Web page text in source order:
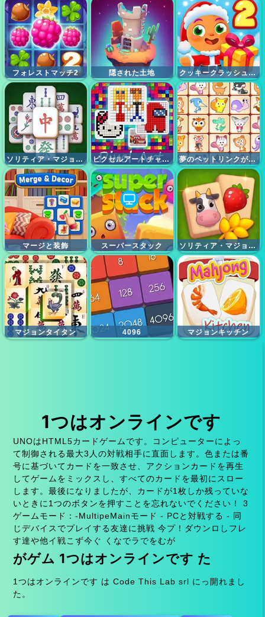
フォレストマッチ2 隠された土地 クッキークラッシュナタール2
ソリティア・マジョン・クラシック ピクセルアートチャレンジ 夢のペットリンクが報われました
マージと装飾 スーパースタック ソリティア・マジョン農場
マジョンタイタン 4096 マジョンキッチン
1つはオンラインです
UNOはHTML5カードゲームです。コンピューターによっ
て制御される最大3人の対戦相手に直面します。色または番
号に基づいてカードを一致させ、アクションカードを再生
してゲームをミックスし、すべてのカードを最初にスロー
します。最後になりましたが、カードが1枚しか残っていな
いときに1つのボタンを押すことを忘れないでください！ 3
ゲームモード：-MultipeMainモード - PCと対戦する - 同
じデバイスでプレイする友達に挑戦 今プ！ダウンロしフレ
す達や他イ戦こず今ぐ くなでラでをむが
がゲム 1つはオンラインです た
1つはオンラインです は Code This Lab srl にっ開れまし
た。